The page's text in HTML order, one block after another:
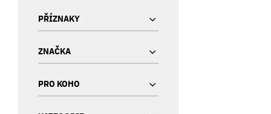
PŘÍZNAKY
ZNAČKA
PRO KOHO